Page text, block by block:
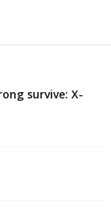
survive: X-